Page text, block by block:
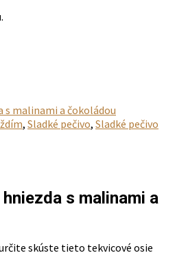
, Sladké pečivo, Sladké pečivo
s malinami a
skúste tieto tekvicové osie